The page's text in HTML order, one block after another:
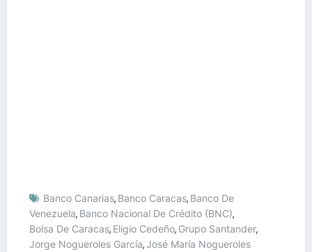
Banco Canarias, Banco Caracas, Banco De
Venezuela, Banco Nacional De Crédito (BNC),
Bolsa De Caracas, Eligio Cedeño, Grupo Santander,
Jorge Nogueroles García,José María Nogueroles